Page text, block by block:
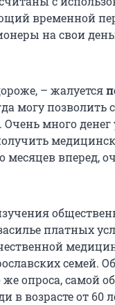
временной
на свои
– жалуется
могу позволить
много денег
месяцев вперед,
платных
семей.
опроса, самой
в возрасте от 60